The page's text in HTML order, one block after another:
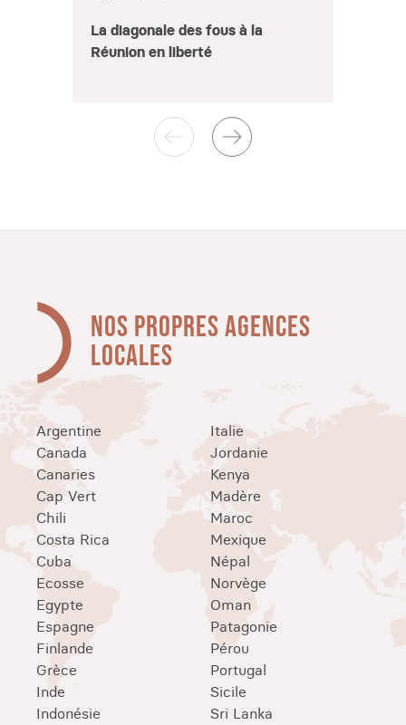
La diagonale des fous à la
Réunion en liberté
NOS PROPRES AGENCES
LOCALES
Argentine
Canada
Canaries
Cap Vert
Chili
Costa Rica
Cuba
Ecosse
Egypte
Espagne
Finlande
Grèce
Inde
Indonésie
Italie
Jordanie
Kenya
Madère
Maroc
Mexique
Népal
Norvège
Oman
Patagonie
Pérou
Portugal
Sicile
Sri Lanka